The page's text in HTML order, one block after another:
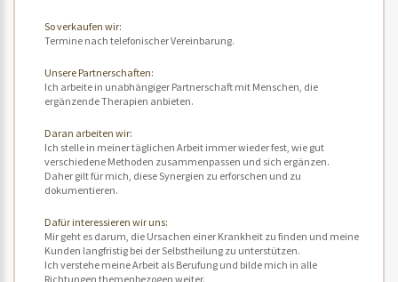
So verkaufen wir:
Termine nach telefonischer Vereinbarung.
Unsere Partnerschaften:
Ich arbeite in unabhängiger Partnerschaft mit Menschen, die
ergänzende Therapien anbieten.
Daran arbeiten wir:
Ich stelle in meiner täglichen Arbeit immer wieder fest, wie gut
verschiedene Methoden zusammenpassen und sich ergänzen.
Daher gilt für mich, diese Synergien zu erforschen und zu
dokumentieren.
Dafür interessieren wir uns:
Mir geht es darum, die Ursachen einer Krankheit zu finden und meine
Kunden langfristig bei der Selbstheilung zu unterstützen.
Ich verstehe meine Arbeit als Berufung und bilde mich in alle
Richtungen themenbezogen weiter.